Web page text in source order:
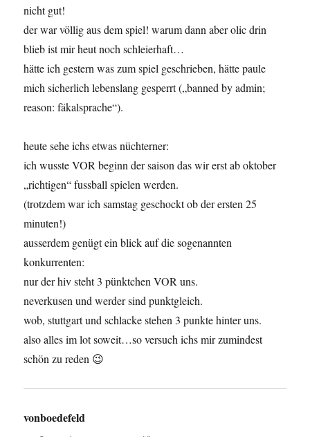
nicht gut!
der war völlig aus dem spiel! warum dann aber olic drin
blieb ist mir heut noch schleierhaft…
hätte ich gestern was zum spiel geschrieben, hätte paule
mich sicherlich lebenslang gesperrt („banned by admin;
reason: fäkalsprache“).
heute sehe ichs etwas nüchterner:
ich wusste VOR beginn der saison das wir erst ab oktober
„richtigen“ fussball spielen werden.
(trotzdem war ich samstag geschockt ob der ersten 25
minuten!)
ausserdem genügt ein blick auf die sogenannten
konkurrenten:
nur der hiv steht 3 pünktchen VOR uns.
neverkusen und werder sind punktgleich.
wob, stuttgart und schlacke stehen 3 punkte hinter uns.
also alles im lot soweit…so versuch ichs mir zumindest
schön zu reden 😉
vonboedefeld